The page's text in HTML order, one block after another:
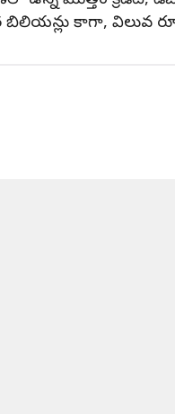
బిలియన్లు కాగా, విలువ